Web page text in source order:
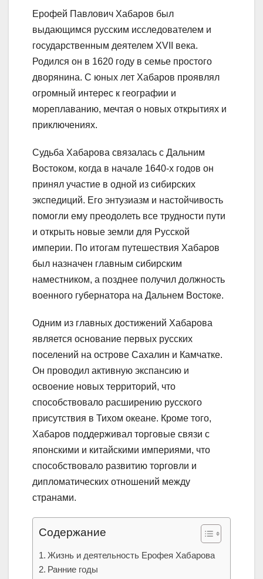
Ерофей Павлович Хабаров был
выдающимся русским исследователем и
государственным деятелем XVII века.
Родился он в 1620 году в семье простого
дворянина. С юных лет Хабаров проявлял
огромный интерес к географии и
мореплаванию, мечтая о новых открытиях и
приключениях.
Судьба Хабарова связалась с Дальним
Востоком, когда в начале 1640-х годов он
принял участие в одной из сибирских
экспедиций. Его энтузиазм и настойчивость
помогли ему преодолеть все трудности пути
и открыть новые земли для Русской
империи. По итогам путешествия Хабаров
был назначен главным сибирским
наместником, а позднее получил должность
военного губернатора на Дальнем Востоке.
Одним из главных достижений Хабарова
является основание первых русских
поселений на острове Сахалин и Камчатке.
Он проводил активную экспансию и
освоение новых территорий, что
способствовало расширению русского
присутствия в Тихом океане. Кроме того,
Хабаров поддерживал торговые связи с
японскими и китайскими империями, что
способствовало развитию торговли и
дипломатических отношений между
странами.
Содержание
Жизнь и деятельность Ерофея Хабарова
Ранние годы